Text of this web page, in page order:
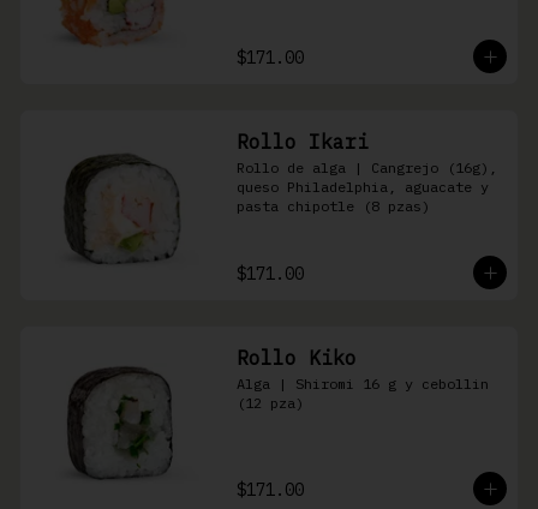
$171.00
Rollo Ikari
Rollo de alga | Cangrejo (16g),
queso Philadelphia, aguacate y
pasta chipotle (8 pzas)
$171.00
Rollo Kiko
Alga | Shiromi 16 g y cebollin
(12 pza)
$171.00